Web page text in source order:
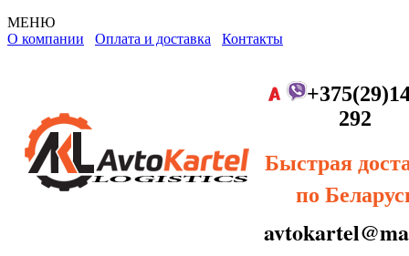
МЕНЮ
О компании Оплата и доставка Контакты
292
Быстрая
по